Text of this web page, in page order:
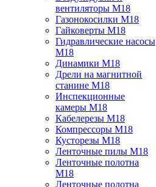
вентиляторы M18
Газонокосилки M18
Гайковерты M18
Гидравлические насосы
M18
Динамики M18
Дрели на магнитной
станине M18
Инспекционные
камеры M18
Кабелерезы M18
Компрессоры M18
Кусторезы M18
Ленточные пилы M18
Ленточные полотна
M18
Ленточные полотна